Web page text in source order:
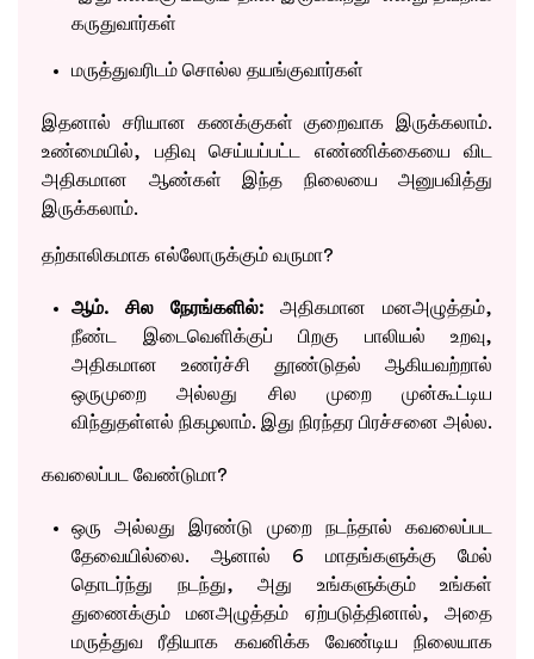
கருதுவார்கள்
மருத்துவரிடம் சொல்ல தயங்குவார்கள்
இதனால் சரியான கணக்குகள் குறைவாக இருக்கலாம்.
உண்மையில், பதிவு செய்யப்பட்ட எண்ணிக்கையை விட
அதிகமான ஆண்கள் இந்த நிலையை அனுபவித்து
இருக்கலாம்.
தற்காலிகமாக எல்லோருக்கும் வருமா?
ஆம். சில நேரங்களில்: அதிகமான மனஅழுத்தம்,
நீண்ட இடைவெளிக்குப் பிறகு பாலியல் உறவு,
அதிகமான உணர்ச்சி தூண்டுதல் ஆகியவற்றால்
ஒருமுறை அல்லது சில முறை முன்கூட்டிய
விந்துதள்ளல் நிகழலாம். இது நிரந்தர பிரச்சனை அல்ல.
கவலைப்பட வேண்டுமா?
ஒரு அல்லது இரண்டு முறை நடந்தால் கவலைப்பட
தேவையில்லை. ஆனால் 6 மாதங்களுக்கு மேல்
தொடர்ந்து நடந்து, அது உங்களுக்கும் உங்கள்
துணைக்கும் மனஅழுத்தம் ஏற்படுத்தினால், அதை
மருத்துவ ரீதியாக கவனிக்க வேண்டிய நிலையாக